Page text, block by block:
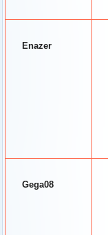
Enazer
Gega08